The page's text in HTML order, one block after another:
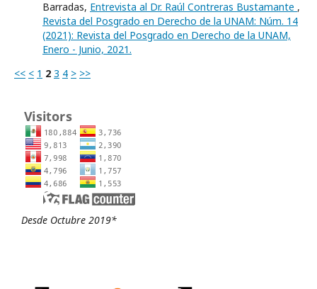
Barradas, Entrevista al Dr. Raúl Contreras Bustamante ,
Revista del Posgrado en Derecho de la UNAM: Núm. 14
(2021): Revista del Posgrado en Derecho de la UNAM,
Enero - Junio, 2021.
<< < 1 2 3 4 > >>
Desde Octubre 2019*